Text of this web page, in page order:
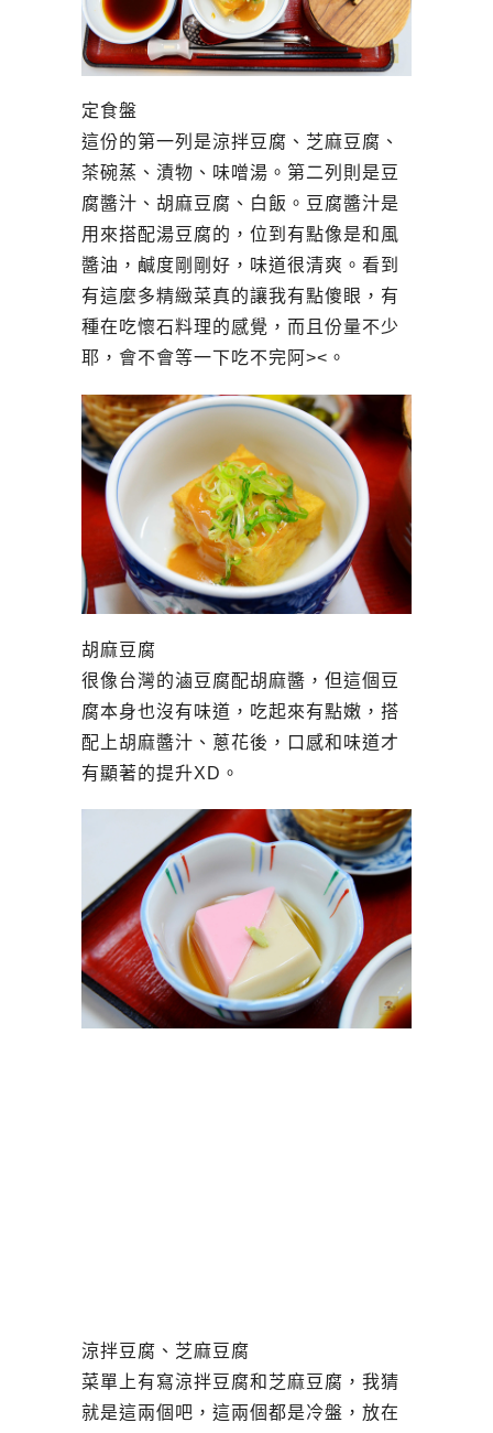
定食盤
這份的第一列是涼拌豆腐、芝麻豆腐、
茶碗蒸、漬物、味噌湯。第二列則是豆
腐醬汁、胡麻豆腐、白飯。豆腐醬汁是
用來搭配湯豆腐的，位到有點像是和風
醬油，鹹度剛剛好，味道很清爽。看到
有這麼多精緻菜真的讓我有點傻眼，有
種在吃懷石料理的感覺，而且份量不少
耶，會不會等一下吃不完阿><。
胡麻豆腐
很像台灣的滷豆腐配胡麻醬，但這個豆
腐本身也沒有味道，吃起來有點嫩，搭
配上胡麻醬汁、蔥花後，口感和味道才
有顯著的提升XD。
涼拌豆腐、芝麻豆腐
菜單上有寫涼拌豆腐和芝麻豆腐，我猜
就是這兩個吧，這兩個都是冷盤，放在